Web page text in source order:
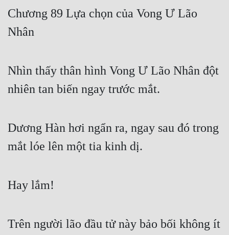
Hậu Cung
Truyện Convert
Truyện Nhập Môn
Truyện ngắn
Cung Đấu
Cổ Tiên Hiệp
Du Hí
Chương 89 Lựa chọn của Vong Ư Lão
Nhân
Nhìn thấy thân hình Vong Ư Lão Nhân đột
nhiên tan biến ngay trước mắt.
Dương Hàn hơi ngẩn ra, ngay sau đó trong
mắt lóe lên một tia kinh dị.
Hay lắm!
Trên người lão đầu tử này bảo bối không ít